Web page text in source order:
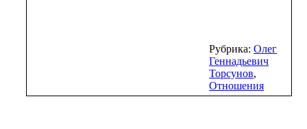
Рубрика: Олег
Геннадьевич
Торсунов,
Отношения